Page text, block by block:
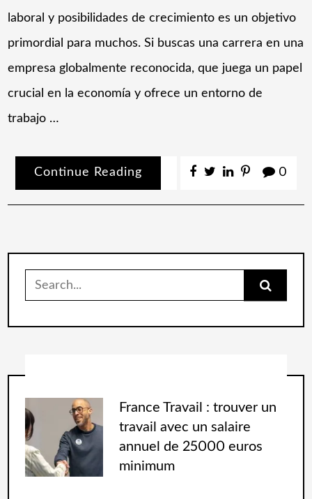
laboral y posibilidades de crecimiento es un objetivo
primordial para muchos. Si buscas una carrera en una
empresa globalmente reconocida, que juega un papel
crucial en la economía y ofrece un entorno de
trabajo …
Continue Reading 0
France Travail : trouver un
travail avec un salaire
annuel de 25000 euros
minimum